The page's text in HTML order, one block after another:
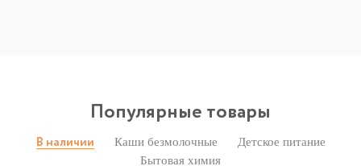
Популярные товары
В наличии Каши безмолочные
Детское питание
Бытовая химия